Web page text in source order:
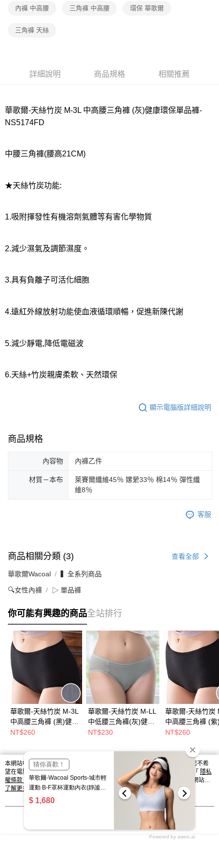
離島內褲 中高腰 三角褲 中高腰 環保 華歌爾
三角褲 天絲
詳細說明 商品規格 相關推薦
華歌爾-天絲竹炭 M-3L 中高腰三角褲 (灰)健康環保單品褲-
NS5174FD
中腰三角褲(腰高21CM)
★天絲竹炭功能:
1.吸附揮發性有機溶劑氣體等有害化學物質
2.減少濕氣及調節濕度。
3.具有負離子可活化細胞
4.遠紅外線放射功能使血液循環順暢，促進新陳代謝
5.減少靜電,降低電磁波
6.天絲+竹炭親膚柔軟、天然環保
顯示電腦版詳細說明
商品規格
內容物 內褲乙件
材質－本布
萊賽爾纖維45％ 嫘縈33％ 棉14％ 彈性纖
維8％
客服
商品相關分類 (3) 查看全部
華歌爾Wacoal ▍全系列商品
🔍女性內褲 ▷ 單品褲
你可能有興趣的商品全站排行
華歌爾-天絲竹炭 M-3L
中高腰三角褲 (黑)健康
環保單品褲-
NT$260
華歌爾-天絲竹炭 M-LL
中低腰三角褲(灰)健康
環保單品褲-
NT$230
華歌爾-天絲竹炭
中高腰三角褲 (
環保單品褲-
NT$260
熱門標籤
Powered by awoo.ai
本網站中使用 cookie，欲查詢有關本網站使用 cookie 方式之詳情，及若您不希
望在電腦上使用 cookie 時應如何變更電腦的 cookie 設定，請參閱本網站「 隱私
權條款
」之 Cookie 聲明。您繼續使用本網站即表示您同意本公司得按本網站使
用條款之 Cookie 聲明使用 cookie。
了解更多 >